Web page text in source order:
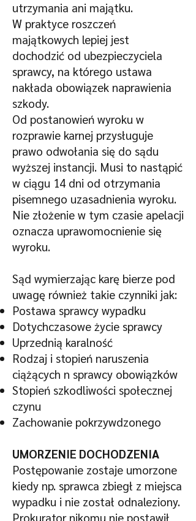
utrzymania ani majątku.
W praktyce roszczeń
majątkowych lepiej jest
dochodzić od ubezpieczyciela
sprawcy, na którego ustawa
nakłada obowiązek naprawienia
szkody.
Od postanowień wyroku w
rozprawie karnej przysługuje
prawo odwołania się do sądu
wyższej instancji. Musi to nastąpić
w ciągu 14 dni od otrzymania
pisemnego uzasadnienia wyroku.
Nie złożenie w tym czasie apelacji
oznacza uprawomocnienie się
wyroku.
Sąd wymierzając karę bierze pod
uwagę również takie czynniki jak:
Postawa sprawcy wypadku
Dotychczasowe życie sprawcy
Uprzednią karalność
Rodzaj i stopień naruszenia
ciążących n sprawcy obowiązków
Stopień szkodliwości społecznej
czynu
Zachowanie pokrzywdzonego
UMORZENIE DOCHODZENIA
Postępowanie zostaje umorzone
kiedy np. sprawca zbiegł z miejsca
wypadku i nie został odnaleziony.
Prokurator nikomu nie postawił